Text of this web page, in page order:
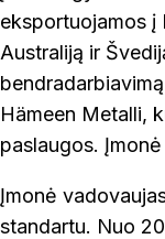
eksportuojamos į
Australiją ir
Hämeen Metalli,
paslaugos.
Įmonė
standartu. Nuo